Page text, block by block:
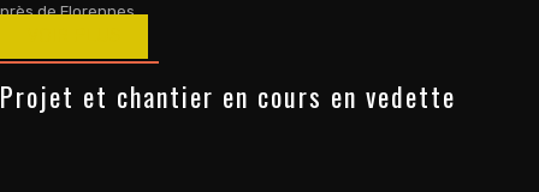
près de Florennes.
Projet et chantier en cours en vedette